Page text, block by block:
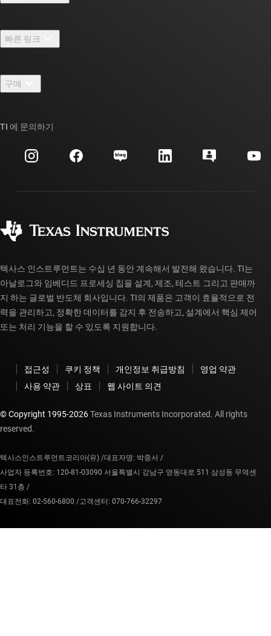
채용
뉴스룸
이벤트
투자 관계
빠른 링크
TI E2E™ 설계 지원 포럼
대체품 검색
고객 지원 센터
myTI 계정 FAQ
구매
주문 FAQ
TI 에 문의하기
텍사스 인스트루먼트는 수십 년 동안 계속해서 발전해 왔습니다. TI는
아날로그와 임베디드 프로세싱 칩을 설계, 제조, 테스트 그리고 판매까
지 하는 글로벌 반도체 회사입니다. TI의 제품은 고객이 효율적으로 전
력을 관리하고, 정확한 데이터를 감지 후 전송하고, 설계에서 핵심 제어
또는 처리 기능을 할 수 있도록 지원합니다.
접근성 쿠키 정책 개인정보 취급방침
영업 약관
사용 약관
상표 웹 사이트 의견
© Copyright 1995-2026Texas Instruments Incorporated. All rights
reserved.
텍사스인스트루먼트코리아(유) /대표자명: 박중서 /
사업자 등록번호: 120-81-03090 서울특별시 강남구 영동대로 511 삼성동 무역센
타 31층 /
대표전화: 02-560-6800 /고객센터: 070-766-32297